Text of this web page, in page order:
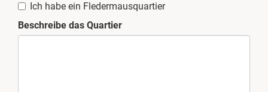
Ich habe ein Fledermausquartier
Beschreibe das Quartier